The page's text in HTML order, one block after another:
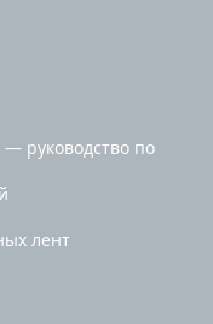
руководство по
лент